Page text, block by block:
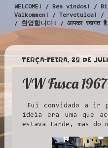
WELCOME! / Bem vindos!
Välkommen! / Tervetuloa!
/ 환영합니다! / आपका स्वागत
TERÇA-FEIRA, 29 DE
VW Fusca 1967
Fui convidado a ir
ideia era uma que
estava tarde, mas do